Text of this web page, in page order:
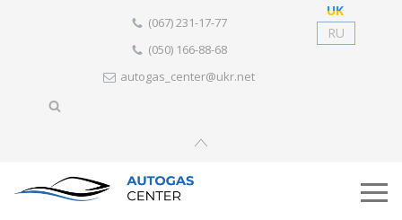
(067) 231-17-77
(050) 166-88-68
autogas_center@ukr.net
UK
RU